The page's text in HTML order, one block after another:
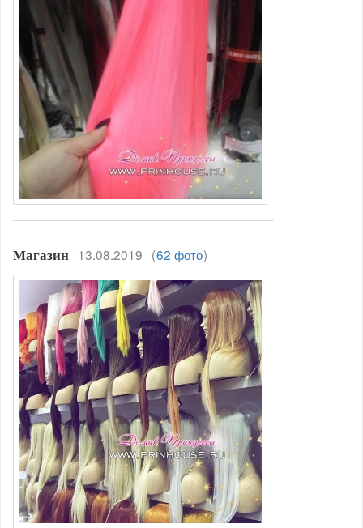
Магазин 13.08.2019 (62 фото)